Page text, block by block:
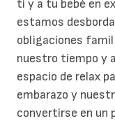
ti y a tu bebé en
estamos
obligaciones
nuestro tiempo y
espacio de relax
embarazo y
convertirse en un